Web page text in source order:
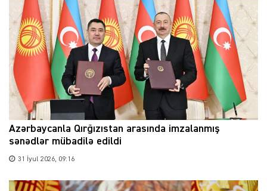
Azərbaycanla Qırğızıstan arasında imzalanmış
sənədlər mübadilə edildi
31 İyul 2026, 09:16